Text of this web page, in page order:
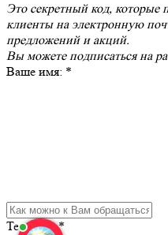
Это секретный код,
клиенты на электронную
предложений и акций.
Вы можетеподписаться на
Ваше имя: *
Телефон:*